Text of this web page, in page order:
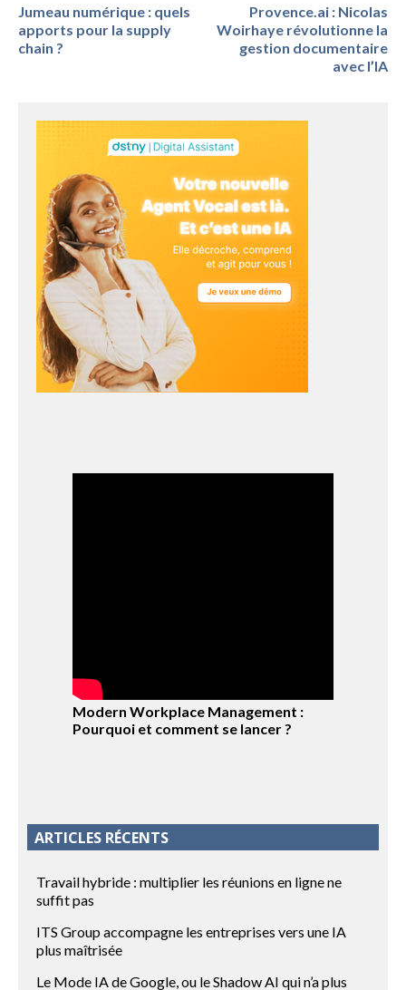
Jumeau numérique : quels
apports pour la supply
chain ?
Provence.ai : Nicolas
Woirhaye révolutionne la
gestion documentaire
avec l’IA
Modern Workplace Management :
Pourquoi et comment se lancer ?
ARTICLES RÉCENTS
Travail hybride : multiplier les réunions en ligne ne
suffit pas
ITS Group accompagne les entreprises vers une IA
plus maîtrisée
Le Mode IA de Google, ou le Shadow AI qui n’a plus